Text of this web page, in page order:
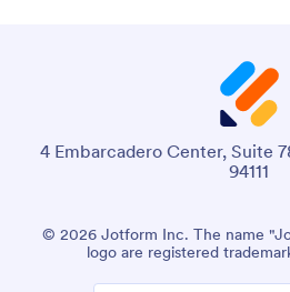
4 Embarcadero Center, Suite
94111
© 2026 Jotform Inc. The name
logo are registered